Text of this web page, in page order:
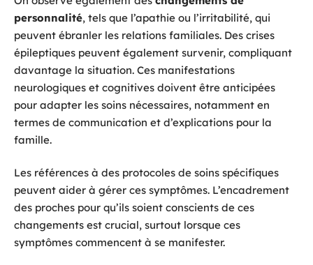
personnalité, tels que l’apathie ou l’irritabilité, qui
peuvent ébranler les relations familiales. Des crises
épileptiques peuvent également survenir, compliquant
davantage la situation. Ces manifestations
neurologiques et cognitives doivent être anticipées
pour adapter les soins nécessaires, notamment en
termes de communication et d’explications pour la
famille.
Les références à des protocoles de soins spécifiques
peuvent aider à gérer ces symptômes. L’encadrement
des proches pour qu’ils soient conscients de ces
changements est crucial, surtout lorsque ces
symptômes commencent à se manifester.